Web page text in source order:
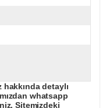
detaylı
whatsapp
Sitemizdeki